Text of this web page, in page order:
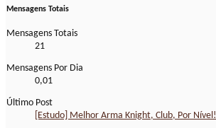
Mensagens Totais
Mensagens Totais
21
Mensagens Por Dia
0,01
Último Post
[Estudo] Melhor Arma Knight, Club, Por Nível!